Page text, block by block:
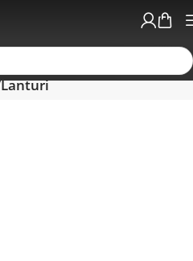
Lanturi